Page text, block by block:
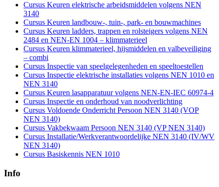
Cursus Keuren elektrische arbeidsmiddelen volgens NEN
3140
Cursus Keuren landbouw-, tuin-, park- en bouwmachines
Cursus Keuren ladders, trappen en rolsteigers volgens NEN
2484 en NEN-EN 1004 – klimmaterieel
Cursus Keuren klimmaterieel, hijsmiddelen en valbeveiliging
– combi
Cursus Inspectie van speelgelegenheden en speeltoestellen
Cursus Inspectie elektrische installaties volgens NEN 1010 en
NEN 3140
Cursus Keuren lasapparatuur volgens NEN-EN-IEC 60974-4
Cursus Inspectie en onderhoud van noodverlichting
Cursus Voldoende Onderricht Persoon NEN 3140 (VOP
NEN 3140)
Cursus Vakbekwaam Persoon NEN 3140 (VP NEN 3140)
Cursus Installatie/Werkverantwoordelijke NEN 3140 (IV/WV
NEN 3140)
Cursus Basiskennis NEN 1010
Info